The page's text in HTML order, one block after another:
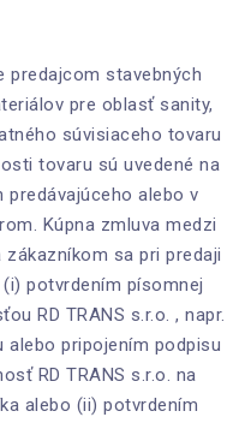
predajcom stavebných
pre oblasť sanity,
súvisiaceho tovaru
tovaru sú uvedené na
predávajúceho alebo v
Kúpna zmluva medzi
zákazníkom sa pri predaji
potvrdením písomnej
RD TRANS s.r.o. , napr.
alebo pripojením podpisu
RD TRANS s.r.o. na
alebo (ii) potvrdením